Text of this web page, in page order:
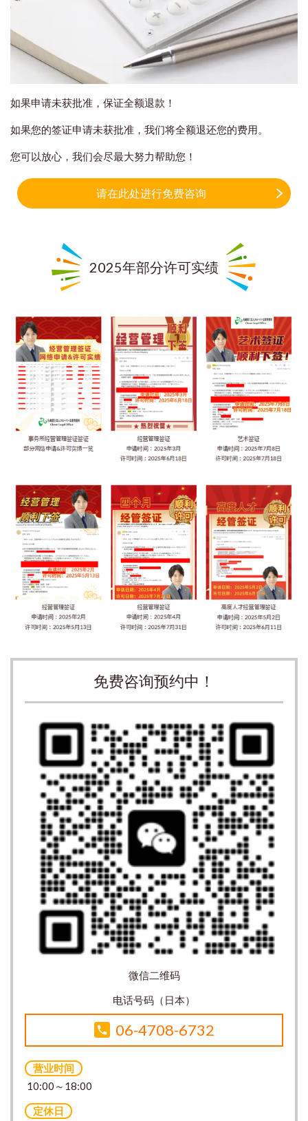
如果申请未获批准，保证全额退款！
如果您的签证申请未获批准，我们将全额退还您的费用。
您可以放心，我们会尽最大努力帮助您！
请在此处进行免费咨询
2025年部分许可实绩
免费咨询预约中！
微信二维码
电话号码（日本）
06-4708-6732
营业时间
10:00～18:00
定休日